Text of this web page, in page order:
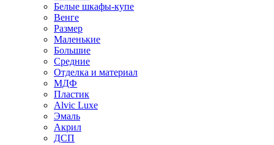
Белые шкафы-купе
Венге
Размер
Маленькие
Большие
Средние
Отделка и материал
МДФ
Пластик
Alvic Luxe
Эмаль
Акрил
ДСП